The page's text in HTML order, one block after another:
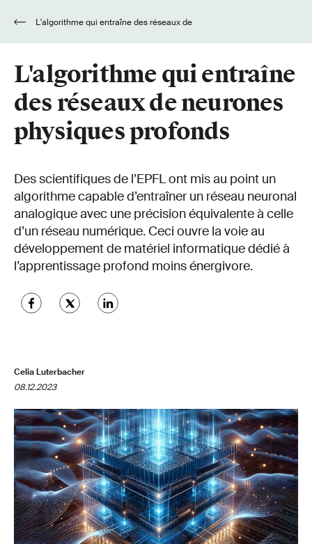
L'algorithme qui entraîne
des réseaux de neurones
physiques profonds
Des scientifiques de l’EPFL ont mis au point un
algorithme capable d’entraîner un réseau neuronal
analogique avec une précision équivalente à celle
d’un réseau numérique. Ceci ouvre la voie au
développement de matériel informatique dédié à
l’apprentissage profond moins énergivore.
Celia Luterbacher
08.12.2023